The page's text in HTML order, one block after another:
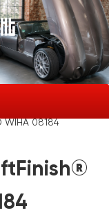
WIHA 08184